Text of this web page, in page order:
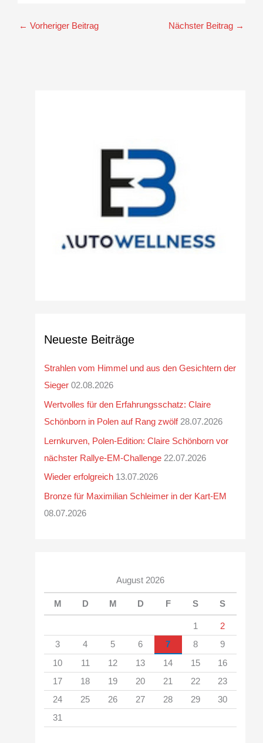
← Vorheriger Beitrag Nächster Beitrag →
Neueste Beiträge
Strahlen vom Himmel und aus den Gesichtern der
Sieger 02.08.2026
Wertvolles für den Erfahrungsschatz: Claire
Schönborn in Polen auf Rang zwölf 28.07.2026
Lernkurven, Polen-Edition: Claire Schönborn vor
nächster Rallye-EM-Challenge 22.07.2026
Wieder erfolgreich 13.07.2026
Bronze für Maximilian Schleimer in der Kart-EM
08.07.2026
August 2026
M D M D F S S
1
2
3
4 5 6 7 8
9
10
11 12 13 14 15
16
17
18 19 20 21 22
23
24
25 26 27 28 29
30
31